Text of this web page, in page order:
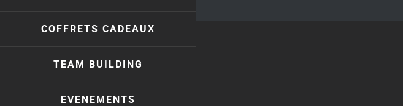
COFFRETS CADEAUX
TEAM BUILDING
EVENEMENTS